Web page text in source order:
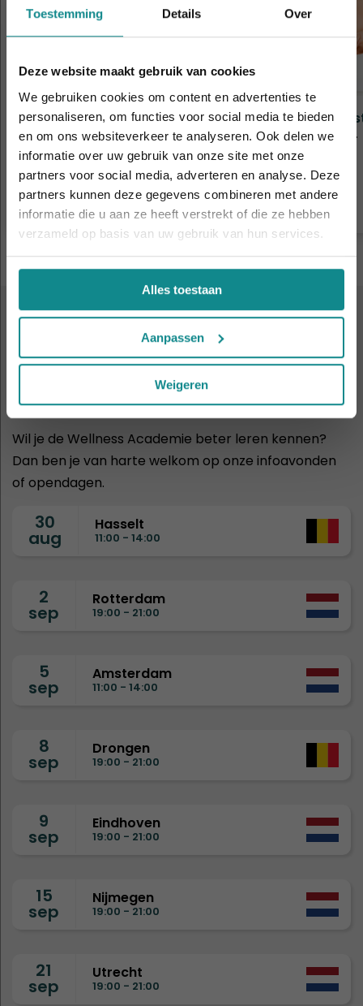
Toestemming Details Over
Deze website maakt gebruik van cookies
We gebruiken cookies om content en advertenties te
personaliseren, om functies voor social media te bieden
en om ons websiteverkeer te analyseren. Ook delen we
informatie over uw gebruik van onze site met onze
partners voor social media, adverteren en analyse. Deze
partners kunnen deze gegevens combineren met andere
informatie die u aan ze heeft verstrekt of die ze hebben
verzameld op basis van uw gebruik van hun services.
Alles toestaan
Aanpassen
Weigeren
Anatomie, pathologie &
fysiologie
Duur
2 dagen
Prijs
v.a. € 299
Meer informatie
Hot
Duur
KOM EENS KENNISMAKEN
Volgende
infoavonden
Wil je de Wellness Academie beter leren kennen?
Dan ben je van harte welkom op onze infoavonden
of opendagen.
30
aug
Hasselt
11:00 - 14:00
2
sep
Rotterdam
19:00 - 21:00
5
sep
Amsterdam
11:00 - 14:00
8
sep
Drongen
19:00 - 21:00
9
sep
Eindhoven
19:00 - 21:00
15
sep
Nijmegen
19:00 - 21:00
21
sep
Utrecht
19:00 - 21:00
Laatste week! 10% korting t.e.m. 15 augustus,
daarna eindigt de zomeractie definitief.
Sluiten